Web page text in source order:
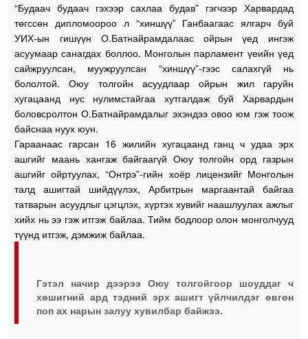
“Будаач будаач гэхээр сахлаа будав” гэгчээр Харвардад
төгссөн дипломоороо л “хиншүү” Ганбаагаас ялгарч буй
УИХ-ын гишүүн О.Батнайрамдалаас ойрын үед ингэж
асуумаар санагдах боллоо. Монголын парламент үеийн үед
сайжруулсан, муужруулсан “хиншүү”-гээс салахгүй нь
бололтой. Оюу толгойн асуудлаар ойрын жил гаруйн
хугацаанд нус нулимстайгаа хутгалдаж буй Харвардын
боловсролтон О.Батнайрамдалыг эхэндээ овоо юм гэж тоож
байснаа нуух юун.
Гараанаас гарсан 16 жилийн хугацаанд ганц ч удаа эрх
ашгийг маань хангаж байгаагүй Оюу толгойн орд газрын
ашгийг ойртуулах, “Онтрэ”-гийн хоёр лицензийг Монголын
талд ашигтай шийдүүлэх, Арбитрын маргаантай байгаа
татварын асуудлыг цэгцлэх, хүртэх хувийг наашлуулах ажлыг
хийх нь ээ гэж итгэж байлаа. Тийм бодлоор олон монголчууд
түүнд итгэж, дэмжиж байлаа.
Гэтэл начир дээрээ Оюу толгойгоор шоуддаг ч
хөшигний ард тэдний эрх ашигт үйлчилдэг өвгөн
поп ах нарын залуу хувилбар байжээ.